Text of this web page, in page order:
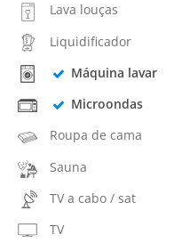
Lava louças
Liquidificador
Máquina lavar
Microondas
Roupa de cama
Sauna
TV a cabo / sat
TV